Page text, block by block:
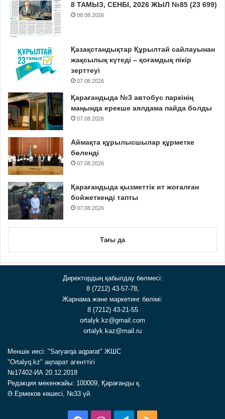
8 ТАМЫЗ, СЕНБІ, 2026 ЖЫЛ №85 (23 699)
08.08.2026
Қазақстандықтар Құрылтай сайлауынан
жақсылық күтеді – қоғамдық пікір
зерттеуі
07.08.2026
Қарағандыда №3 автобус паркінің
маңында ерекше аялдама пайда болды
07.08.2026
Аймақта құрылысшылар құрметке
бөленді
07.08.2026
Қарағандыда қызметтік ит жоғалған
бойжеткенді тапты
07.08.2026
Тағы да
Директордың қабылдау бөлмесі:
8 (7212) 43-57-78,
Жарнама және маркетинг бөлімі:
8 (7212) 43-21-55
ortalyk.kz@gmail.com
ortalyk.kaz@mail.ru
Меншік иесі: "Saryarqa aqparat" ЖШС
"Ortalyq.kz" ақпарат агенттігі
№17402-ИА 20.12.2018
Редакция мекенжайы: 100009, Қарағанды қ.
Ә.Ермеков көшесі, №33 үй.